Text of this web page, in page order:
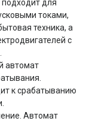
подходит для
токами,
техника, а
с
автомат
к срабатыванию
Автомат